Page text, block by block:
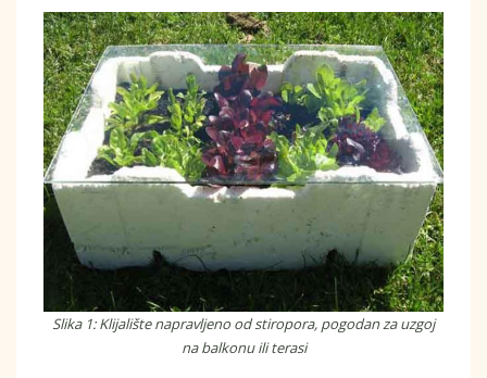
Slika 1: Klijalište napravljeno od stiropora, pogodan za uzgoj
na balkonu ili terasi